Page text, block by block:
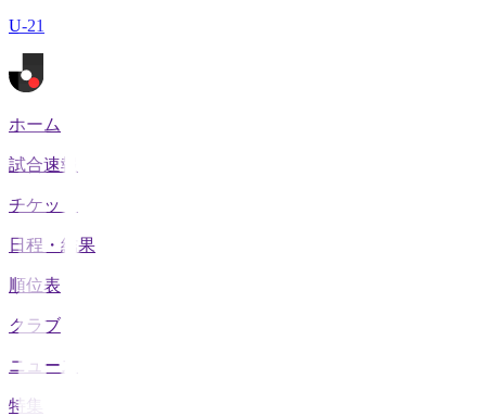
U-21
ホーム
試合速報
チケット
日程・結果
順位表
クラブ
ニュース
特集